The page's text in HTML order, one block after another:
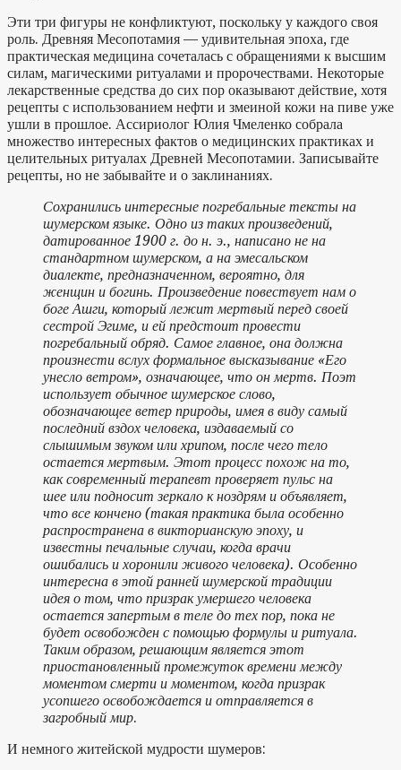
Эти три фигуры не конфликтуют, поскольку у каждого своя
роль. Древняя Месопотамия — удивительная эпоха, где
практическая медицина сочеталась с обращениями к высшим
силам, магическими ритуалами и пророчествами. Некоторые
лекарственные средства до сих пор оказывают действие, хотя
рецепты с использованием нефти и змеиной кожи на пиве уже
ушли в прошлое. Ассириолог Юлия Чмеленко собрала
множество интересных фактов о медицинских практиках и
целительных ритуалах Древней Месопотамии. Записывайте
рецепты, но не забывайте и о заклинаниях.
Сохранились интересные погребальные тексты на
шумерском языке. Одно из таких произведений,
датированное 1900 г. до н. э., написано не на
стандартном шумерском, а на эмесальском
диалекте, предназначенном, вероятно, для
женщин и богинь. Произведение повествует нам о
боге Ашги, который лежит мертвый перед своей
сестрой Эгиме, и ей предстоит провести
погребальный обряд. Самое главное, она должна
произнести вслух формальное высказывание «Его
унесло ветром», означающее, что он мертв. Поэт
использует обычное шумерское слово,
обозначающее ветер природы, имея в виду самый
последний вздох человека, издаваемый со
слышимым звуком или хрипом, после чего тело
остается мертвым. Этот процесс похож на то,
как современный терапевт проверяет пульс на
шее или подносит зеркало к ноздрям и объявляет,
что все кончено (такая практика была особенно
распространена в викторианскую эпоху, и
известны печальные случаи, когда врачи
ошибались и хоронили живого человека). Особенно
интересна в этой ранней шумерской традиции
идея о том, что призрак умершего человека
остается запертым в теле до тех пор, пока не
будет освобожден с помощью формулы и ритуала.
Таким образом, решающим является этот
приостановленный промежуток времени между
моментом смерти и моментом, когда призрак
усопшего освобождается и отправляется в
загробный мир.
И немного житейской мудрости шумеров: